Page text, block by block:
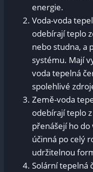
energie.
Voda-voda‌
odebírají teplo
nebo studna, a‍
systému. Mají​
voda⁢ tepelná
spolehlivé
Země-voda⁢
odebírají teplo
přenášejí ho do
účinná po‍ celý
udržitelnou‍
Solární tepelná